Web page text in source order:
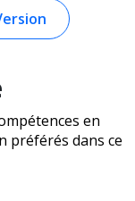
en
préférés dans ce